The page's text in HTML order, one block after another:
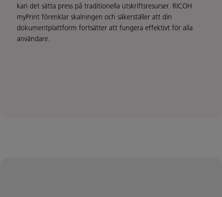
kan det sätta press på traditionella utskriftsresurser. RICOH
myPrint förenklar skalningen och säkerställer att din
dokumentplattform fortsätter att fungera effektivt för alla
användare.